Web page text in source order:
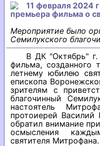
11 февраля 2024
премьера фильма о
Мероприятие было
Семилукского
В ДК "Октябрь" г.
фильма, созданного
летнему юбилею
епископа
зрителям с
благочинный
настоятель
протоиерей Василий
обратил внимание
осмысления
святителя Митрофана.